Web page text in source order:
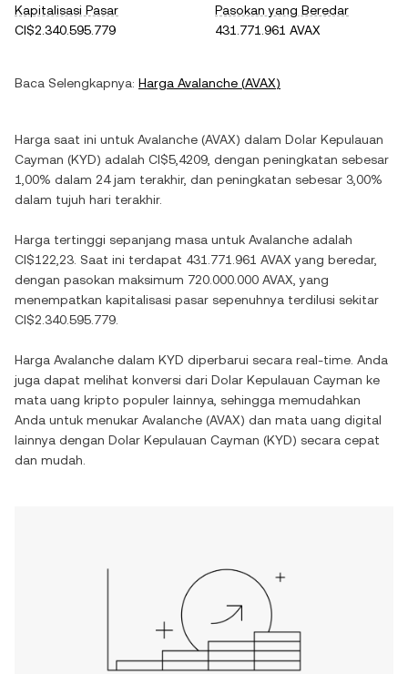
Kapitalisasi Pasar
CI$2.340.595.779
Pasokan yang Beredar
431.771.961 AVAX
Baca Selengkapnya: Harga Avalanche (AVAX)
Harga saat ini untuk Avalanche (AVAX) dalam Dolar Kepulauan
Cayman (KYD) adalah CI$5,4209 , dengan peningkatan sebesar
1,00% dalam 24 jam terakhir, dan peningkatan sebesar 3,00%
dalam tujuh hari terakhir.
Harga tertinggi sepanjang masa untuk Avalanche adalah
CI$122,23 . Saat ini terdapat 431.771.961 AVAX yang beredar,
dengan pasokan maksimum 720.000.000 AVAX , yang
menempatkan kapitalisasi pasar sepenuhnya terdilusi sekitar
CI$2.340.595.779
Harga Avalanche dalam KYD diperbarui secara real-time. Anda
juga dapat melihat konversi dari Dolar Kepulauan Cayman ke
mata uang kripto populer lainnya, sehingga memudahkan
Anda untuk menukar Avalanche (AVAX) dan mata uang digital
lainnya dengan Dolar Kepulauan Cayman (KYD) secara cepat
dan mudah.